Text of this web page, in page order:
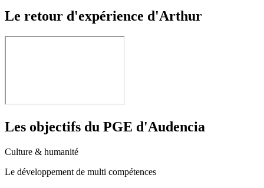
Le retour d'expérience d'Arthur
Les objectifs du PGE d'Audencia
Culture & humanité
Le développement de multi compétences